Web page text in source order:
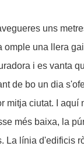
uns
omple una llera
i es vanta
de bo un dia
mitja ciutat. I
més baixa, la
La línia d'edificis